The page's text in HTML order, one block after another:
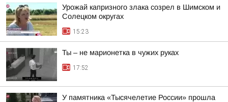
Урожай капризного злака созрел в Шимском и
Солецком округах
15:23
Ты – не марионетка в чужих руках
17:52
У памятника «Тысячелетие России» прошла